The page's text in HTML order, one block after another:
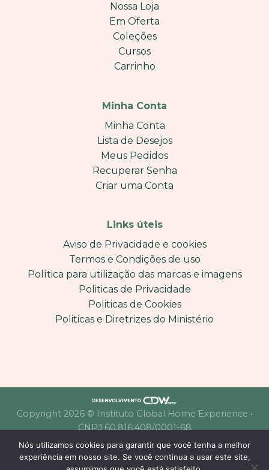
Nossa Loja
Em Oferta
Coleções
Cursos
Carrinho
Minha Conta
Minha Conta
Lista de Desejos
Meus Pedidos
Recuperar Senha
Criar uma Conta
Links úteis
Aviso de Privacidade e cookies
Termos e Condições de uso
Política para utilização das marcas e imagens
Politicas de Privacidade
Politicas de Cookies
Politicas e Diretrizes do Ministério
Copyright 2026 © Instituto Global Home Experience •
CNPJ 60.816.408/0001-68
Nós utilizamos cookies para garantir que você tenha a melhor
experiência em nosso site. Se você continua a usar este site,